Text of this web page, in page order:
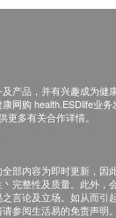
跟进。
/ 6735 6223
产品，并有兴趣成为健
网购 health.ESDlife业
多有关合作详情。
部内容为即时更新，因
完整性及质量。此外，
言论及立场。如从而引
参阅生活易的免责声明。